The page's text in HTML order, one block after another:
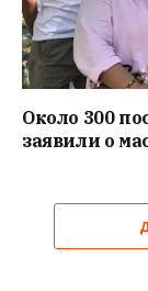
Около 300
заявили о